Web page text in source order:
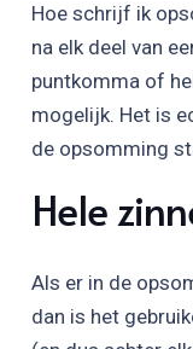
Hoe schrijf ik
na elk deel van
puntkomma of
mogelijk. Het is
de opsomming
Hele
Als er in de
dan is het